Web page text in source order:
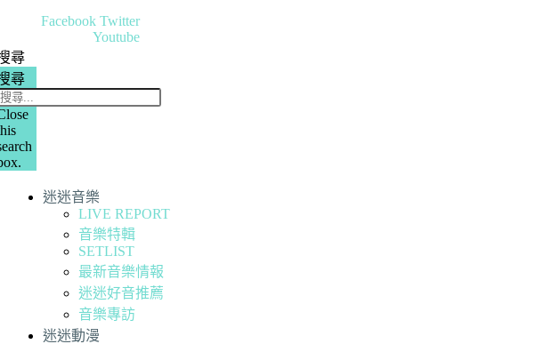
Facebook Twitter
Youtube
尋
尋
迷迷音樂
LIVE REPORT
音樂特輯
SETLIST
最新音樂情報
迷迷好音推薦
音樂專訪
迷迷動漫